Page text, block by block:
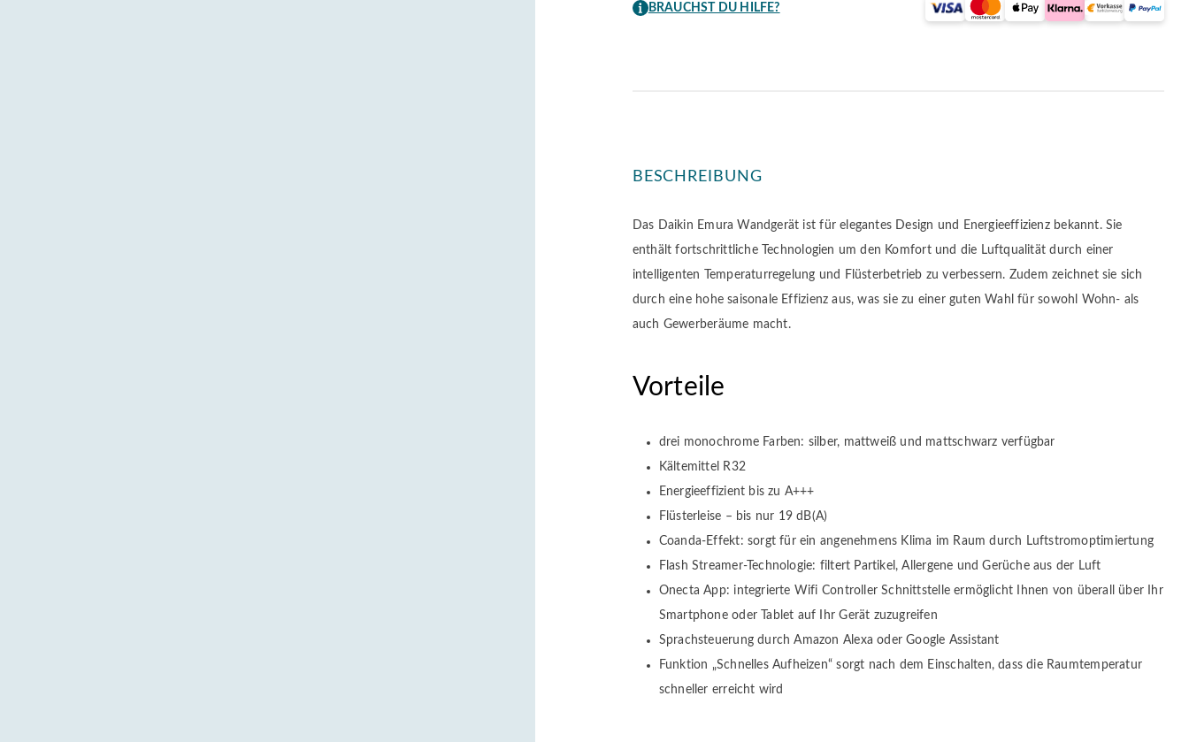
Menge
BRAUCHST DU HILFE?
BESCHREIBUNG
Das Daikin Emura Wandgerät ist für elegantes Design und Energieeffizienz bekannt. Sie
enthält fortschrittliche Technologien um den Komfort und die Luftqualität durch einer
intelligenten Temperaturregelung und Flüsterbetrieb zu verbessern. Zudem zeichnet sie sich
durch eine hohe saisonale Effizienz aus, was sie zu einer guten Wahl für sowohl Wohn- als
auch Gewerberäume macht.
Vorteile
drei monochrome Farben: silber, mattweiß und mattschwarz verfügbar
Kältemittel R32
Energieeffizient bis zu A+++
Flüsterleise – bis nur 19 dB(A)
Coanda-Effekt: sorgt für ein angenehmens Klima im Raum durch Luftstromoptimiertung
Flash Streamer-Technologie: filtert Partikel, Allergene und Gerüche aus der Luft
Onecta App: integrierte Wifi Controller Schnittstelle ermöglicht Ihnen von überall über Ihr
Smartphone oder Tablet auf Ihr Gerät zuzugreifen
Sprachsteuerung durch Amazon Alexa oder Google Assistant
Funktion „Schnelles Aufheizen“ sorgt nach dem Einschalten, dass die Raumtemperatur
schneller erreicht wird